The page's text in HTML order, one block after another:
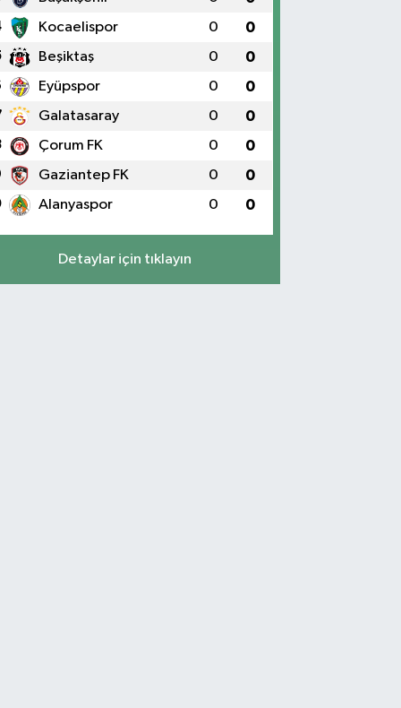
Kocaelispor 0 0
Beşiktaş 0 0
Eyüpspor 0 0
Galatasaray 0 0
Çorum FK 0 0
Gaziantep FK 0 0
Alanyaspor 0 0
Detaylar için tıklayın